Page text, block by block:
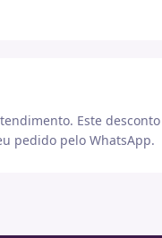
Este
pedido pelo WhatsApp.